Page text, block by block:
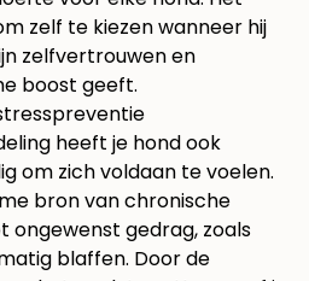
zelf te kiezen wanneer hij
zelfvertrouwen en
boost geeft.
heeft je hond ook
om zich voldaan te voelen.
bron van chronische
ongewenst gedrag, zoals
blaffen. Door de